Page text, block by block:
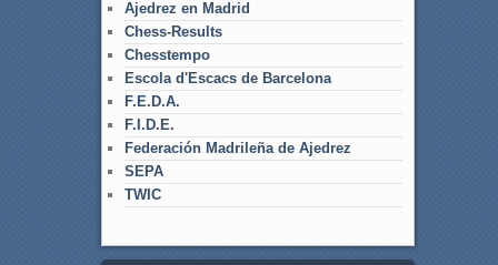
Ajedrez en Madrid
Chess-Results
Chesstempo
Escola d'Escacs de Barcelona
F.E.D.A.
F.I.D.E.
Federación Madrileña de Ajedrez
SEPA
TWIC